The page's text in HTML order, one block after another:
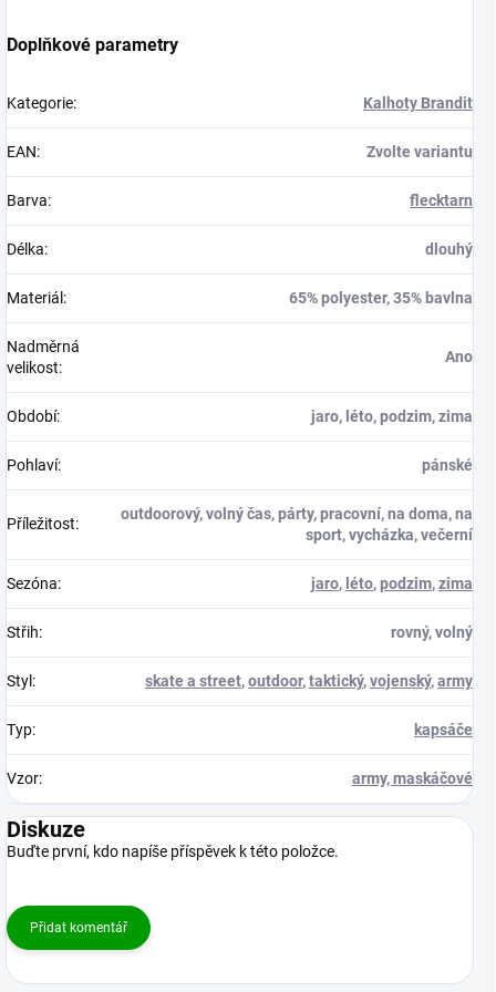
Doplňkové parametry
Kategorie: Kalhoty Brandit
EAN: Zvolte variantu
Barva: flecktarn
Délka: dlouhý
Materiál : 65% polyester, 35% bavlna
Nadměrná
velikost:
Ano
Období: jaro, léto, podzim, zima
Pohlaví: pánské
Příležitost:
outdoorový, volný čas, párty, pracovní, na doma, na
sport, vycházka, večerní
Sezóna: jaro, léto,podzim,zima
Střih: rovný, volný
Styl : skate a street,outdoor,taktický,vojenský,army
Typ: kapsáče
Vzor: army, maskáčové
Diskuze
Buďte první, kdo napíše příspěvek k této položce.
Přidat komentář